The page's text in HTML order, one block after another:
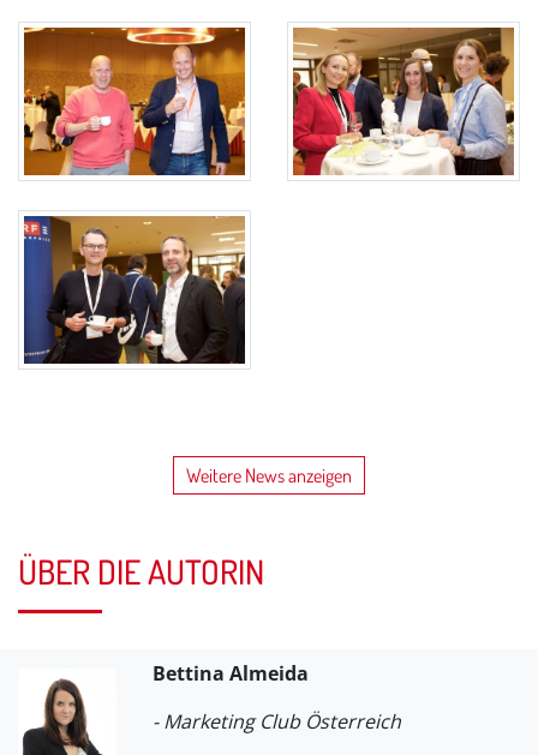
Weitere News anzeigen
ÜBER DIE AUTORIN
Bettina Almeida
- Marketing Club Österreich